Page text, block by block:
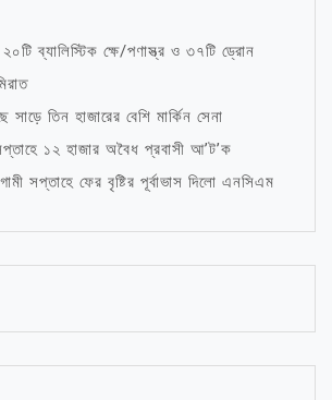
ব্যালিস্টিক ক্ষে/পণাস্ত্র ও ৩৭টি ড্রোন
সাড়ে তিন হাজারের বেশি মার্কিন সেনা
১২ হাজার অবৈধ প্রবাসী আ’ট’ক
সপ্তাহে ফের বৃষ্টির পূর্বাভাস দিলো এনসিএম